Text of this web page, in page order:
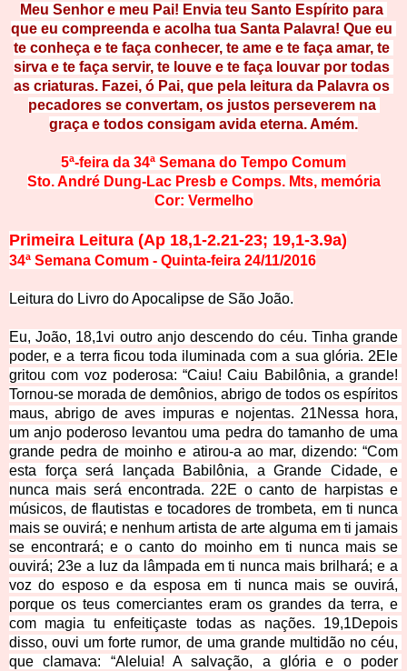
Meu Senhor e meu Pai! Envia teu Santo Espírito para
que eu compreenda e acolha tua Santa Palavra! Que eu
te conheça e te faça conhecer, te ame e te faça amar, te
sirva e te faça servir, te louve e te faça louvar por todas
as criaturas. Fazei, ó Pai, que pela leitura da Palavra os
pecadores se convertam, os justos perseverem na
graça e todos consigam avida eterna. Amém.
5ª-feira da 34ª Semana do Tempo Comum
Sto. André Dung-Lac Presb e Comps. Mts, memória
Cor: Vermelho
Primeira Leitura (Ap 18,1-2.21-23; 19,1-3.9a)
34ª Semana Comum - Quinta-feira 24/11/2016
Leitura do Livro do Apocalipse de São João.
Eu, João, 18,1vi outro anjo descendo do céu. Tinha grande
poder, e a terra ficou toda iluminada com a sua glória. 2Ele
gritou com voz poderosa: “Caiu! Caiu Babilônia, a grande!
Tornou-se morada de demônios, abrigo de todos os espíritos
maus, abrigo de aves impuras e nojentas. 21Nessa hora,
um anjo poderoso levantou uma pedra do tamanho de uma
grande pedra de moinho e atirou-a ao mar, dizendo: “Com
esta força será lançada Babilônia, a Grande Cidade, e
nunca mais será encontrada. 22E o canto de harpistas e
músicos, de flautistas e tocadores de trombeta, em ti nunca
mais se ouvirá; e nenhum artista de arte alguma em ti jamais
se encontrará; e o canto do moinho em ti nunca mais se
ouvirá; 23e a luz da lâmpada em ti nunca mais brilhará; e a
voz do esposo e da esposa em ti nunca mais se ouvirá,
porque os teus comerciantes eram os grandes da terra, e
com magia tu enfeitiçaste todas as nações. 19,1Depois
disso, ouvi um forte rumor, de uma grande multidão no céu,
que clamava: “Aleluia! A salvação, a glória e o poder